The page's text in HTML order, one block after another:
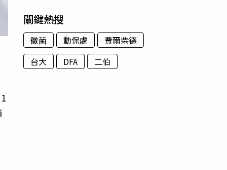
關鍵熱搜
黴菌 動保處
費爾柴德
台大
DFA 二伯